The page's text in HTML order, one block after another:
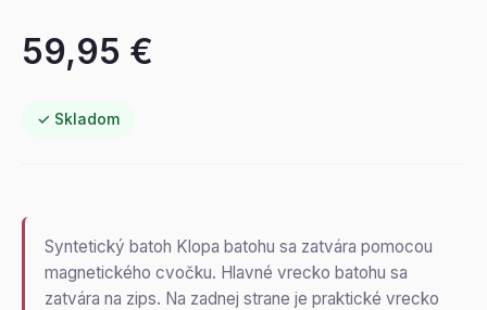
59,95 €
✓ Skladom
Syntetický batoh Klopa batohu sa zatvára pomocou
magnetického cvočku. Hlavné vrecko batohu sa
zatvára na zips. Na zadnej strane je praktické vrecko